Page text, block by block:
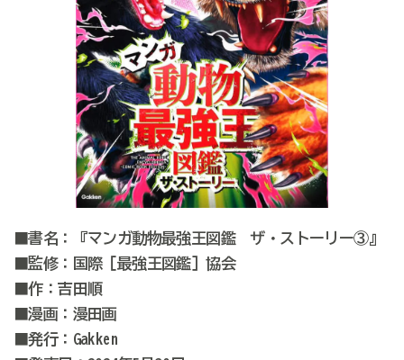
■書名：『マンガ動物最強王図鑑 ザ・ストーリー③』
■監修：国際［最強王図鑑］協会
■作：吉田順
■漫画：漫田画
■発行：Gakken